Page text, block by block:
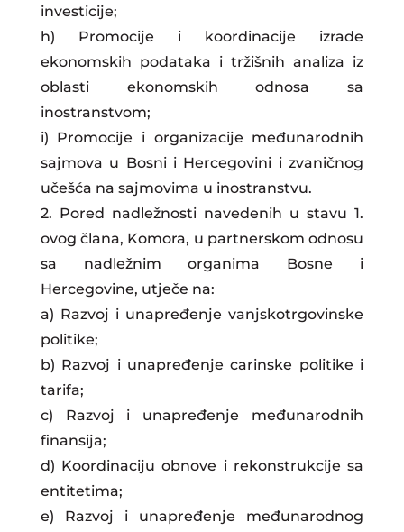
investicije;
h) Promocije i koordinacije izrade
ekonomskih podataka i tržišnih analiza iz
oblasti ekonomskih odnosa sa
inostranstvom;
i) Promocije i organizacije međunarodnih
sajmova u Bosni i Hercegovini i zvaničnog
učešća na sajmovima u inostranstvu.
2. Pored nadležnosti navedenih u stavu 1.
ovog člana, Komora, u partnerskom odnosu
sa nadležnim organima Bosne i
Hercegovine, utječe na:
a) Razvoj i unapređenje vanjskotrgovinske
politike;
b) Razvoj i unapređenje carinske politike i
tarifa;
c) Razvoj i unapređenje međunarodnih
finansija;
d) Koordinaciju obnove i rekonstrukcije sa
entitetima;
e) Razvoj i unapređenje međunarodnog